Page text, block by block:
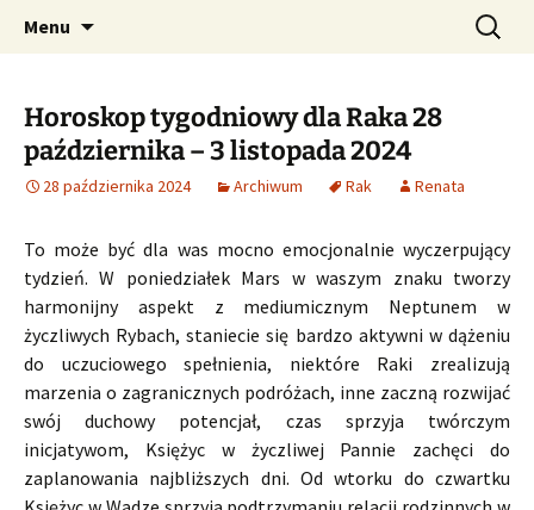
CzaroMarowy horoskop
dzienny, miesięczny i
tygodniowy
Profesjonalne przepowiednie astrologiczne
Menu Szukaj:
Horoskop tygodniowy dla Raka 28
października – 3 listopada 2024
28 października 2024 Archiwum Rak Renata
To może być dla was mocno emocjonalnie wyczerpujący
tydzień. W poniedziałek Mars w waszym znaku tworzy
harmonijny aspekt z mediumicznym Neptunem w
życzliwych Rybach, staniecie się bardzo aktywni w dążeniu
do uczuciowego spełnienia, niektóre Raki zrealizują
marzenia o zagranicznych podróżach, inne zaczną rozwijać
swój duchowy potencjał, czas sprzyja twórczym
inicjatywom, Księżyc w życzliwej Pannie zachęci do
zaplanowania najbliższych dni. Od wtorku do czwartku